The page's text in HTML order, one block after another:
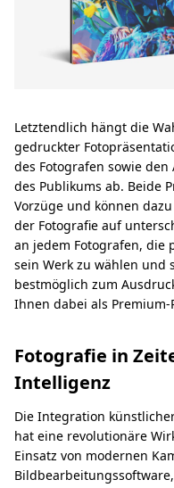
Letztendlich hängt die
gedruckter
des Fotografen sowie
des Publikums ab. Beide
Vorzüge und können
der Fotografie auf
an jedem Fotografen, die
sein Werk zu wählen und
bestmöglich zum
Ihnen dabei als
Fotografie in
Intelligenz
Die Integration
hat eine revolutionäre
Einsatz von modernen